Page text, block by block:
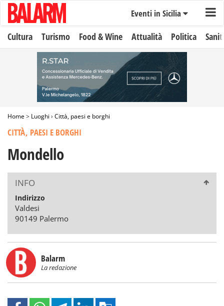
Eventi in Sicilia
Cultura Turismo Food & Wine Attualità Politica
Home> Luoghi › Città, paesi e borghi
CITTÀ, PAESI E BORGHI
Mondello
INFO
Indirizzo
Valdesi
90149 Palermo
Balarm
La redazione